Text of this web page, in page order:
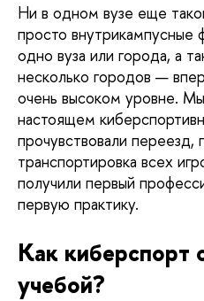
Ни в одном вузе еще
просто внутрикампусные
одно вуза или города, а
несколько городов —
очень высоком уровне.
настоящем
прочувствовали переезд,
транспортировка всех
получили первый
первую практику.
Как киберспорт
учебой?